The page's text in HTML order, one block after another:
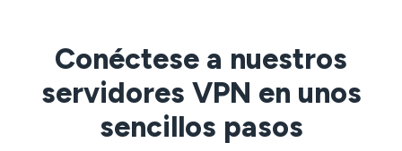
Conéctese a nuestros
servidores VPN en unos
sencillos pasos